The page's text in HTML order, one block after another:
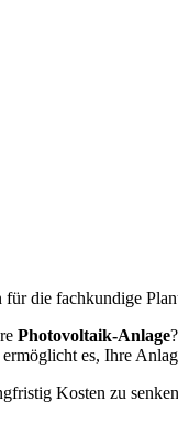
für die fachkundige
Photovoltaik-Anlage
es, Ihre
Kosten zu